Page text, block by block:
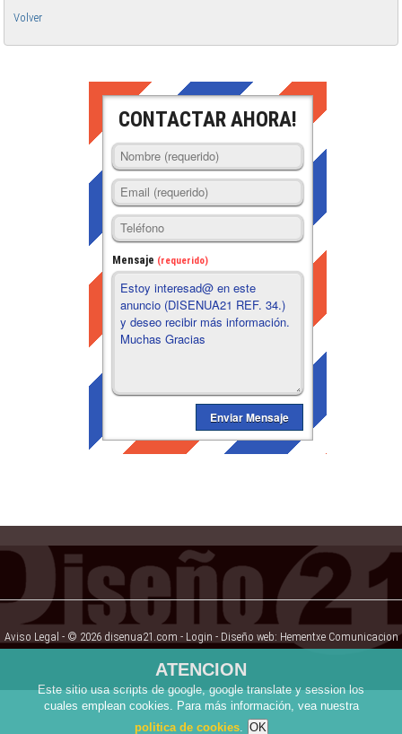
Volver
CONTACTAR AHORA!
Mensaje (requerido)
Aviso Legal - © 2026 disenua21.com - Login - Diseño web: Hementxe Comunicacion
ATENCION
Este sitio usa scripts de google, google translate y session los
cuales emplean cookies. Para más información, vea nuestra
politica de cookies.